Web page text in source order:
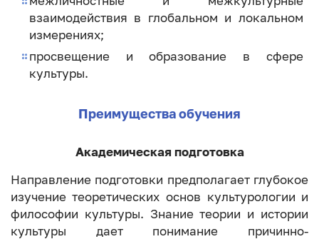
взаимодействия в глобальном и локальном
измерениях;
просвещение и образование в сфере
культуры.
Преимущества обучения
Академическая подготовка
Направление подготовки предполагает глубокое
изучение теоретических основ культурологии и
философии культуры. Знание теории и истории
культуры дает понимание причинно-